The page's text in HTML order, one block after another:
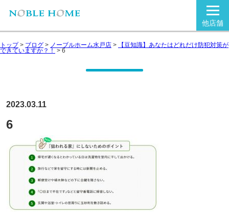
他店舗
トップ> ブログ > ノーブルホーム水戸店 > 【豆知識】あなたはどれだけ防犯対策が
できていますか？！ > 6
2023.03.11
6